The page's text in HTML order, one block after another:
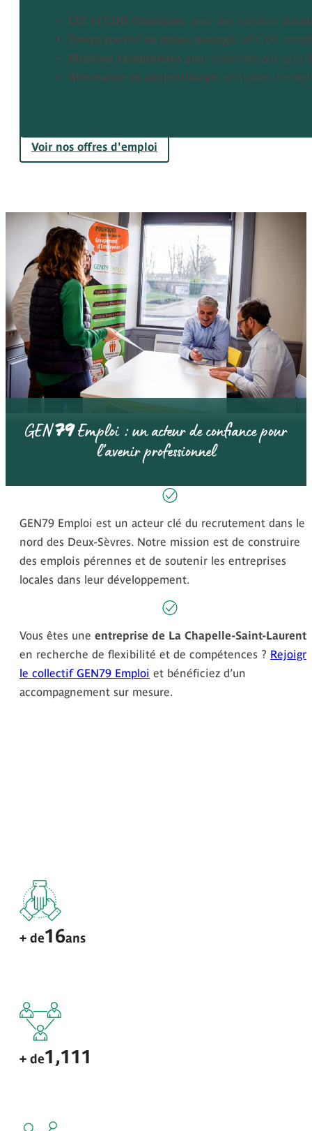
CDI et CDD classiques, pour des emplois
Temps partiel ou temps partagé, afin de
Missions saisonnières pour répondre aux pics
Alternance et apprentissage, véritables
Voir nos offres d'emploi
GEN79Emploi : un acteur de confiance pour
l’avenir professionnel
GEN79 Emploi est un acteur clé du recrutement dans le
nord des Deux-Sèvres. Notre mission est de construire
des emplois pérennes et de soutenir les entreprises
locales dans leur développement.
Vous êtes une entreprise de La Chapelle-Saint-Laurent
en recherche de flexibilité et de compétences ?
le collectif GEN79 Emploi et bénéficiez d’un
accompagnement sur mesure.
+ de16ans
+ de1,111